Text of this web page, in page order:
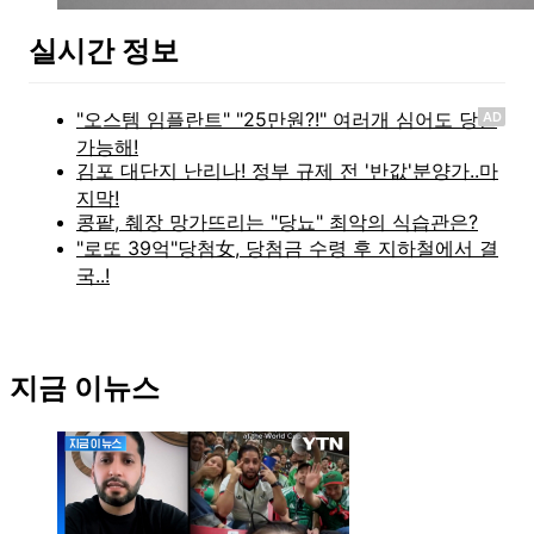
실시간 정보
AD
지금 이뉴스